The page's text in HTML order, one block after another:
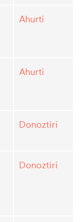
Ahurti
Ahurti
Donoztiri
Donoztiri